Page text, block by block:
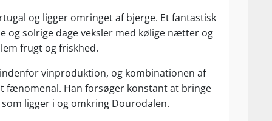
og ligger omringet af bjerge. Et fantastisk
og solrige dage veksler med kølige nætter og
frugt og friskhed.
vinproduktion, og kombinationen af
fænomenal. Han forsøger konstant at bringe
ligger i og omkring Dourodalen.